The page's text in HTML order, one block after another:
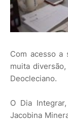
Com acesso a
muita
Deocleciano.
O Dia
Jacobina